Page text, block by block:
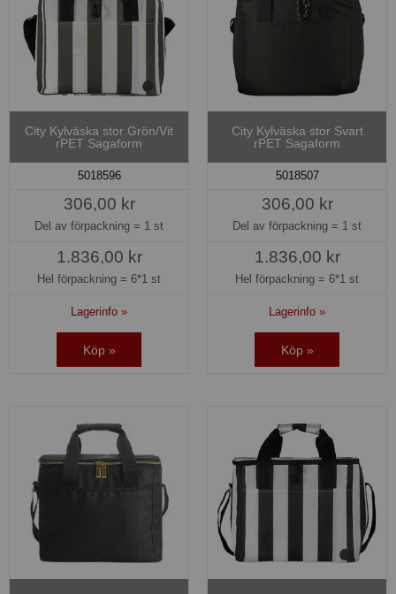
City Kylväska stor Grön/Vit
rPET Sagaform
5018596
306,00 kr
Del av förpackning = 1 st
1.836,00 kr
Hel förpackning = 6*1 st
Lagerinfo »
Köp »
City Kylväska stor Svart
rPET Sagaform
5018507
306,00 kr
Del av förpackning = 1 st
1.836,00 kr
Hel förpackning = 6*1 st
Lagerinfo »
Köp »